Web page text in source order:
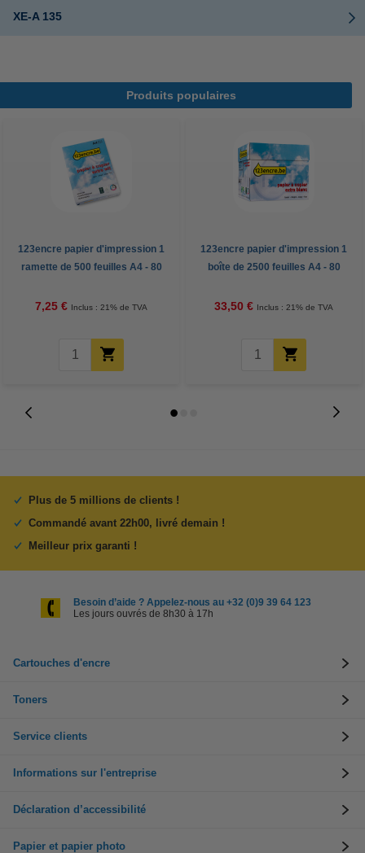
XE-A 135
Produits populaires
123encre papier d'impression 1
ramette de 500 feuilles A4 - 80
7,25 € Inclus : 21% de TVA
123encre papier d'impression 1
boîte de 2500 feuilles A4 - 80
33,50 € Inclus : 21% de TVA
Plus de 5 millions de clients !
Commandé avant 22h00, livré demain !
Meilleur prix garanti !
Besoin d’aide ? Appelez-nous au +32 (0)9 39 64 123
Les jours ouvrés de 8h30 à 17h
Cartouches d'encre
Toners
Service clients
Informations sur l'entreprise
Déclaration d’accessibilité
Papier et papier photo